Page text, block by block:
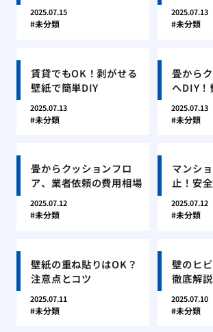
2025.07.15
未分類
2025.07.13
未分類
賃貸でもOK！剥がせる
壁紙で簡単DIY
2025.07.13
未分類
畳から
へDIY！
2025.07.13
未分類
畳からクッションフロ
ア、業者依頼の費用相場
2025.07.12
未分類
マンシ
止！安
2025.07.12
未分類
壁紙の重ね貼りはOK？
注意点とコツ
2025.07.11
未分類
壁のヒ
徹底解説
2025.07.10
未分類